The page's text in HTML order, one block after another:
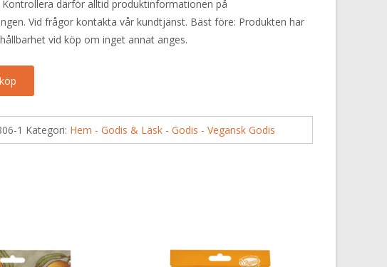
Kontrollera därför alltid produktinformationen på
Vid frågor kontakta vår kundtjänst. Bäst före: Produkten har
vid köp om inget annat anges.
1 Kategori: Hem - Godis & Läsk - Godis - Vegansk Godis